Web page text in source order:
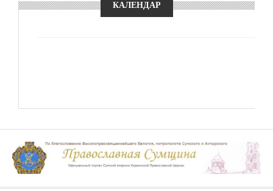
КАЛЕНДАР